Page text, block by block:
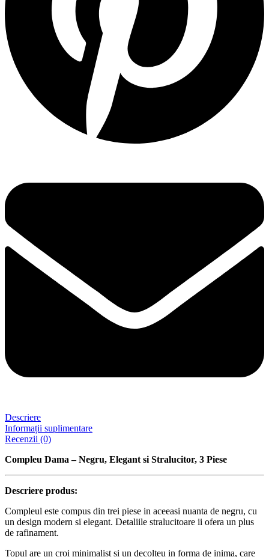
Descriere
Informații suplimentare
Recenzii (0)
Compleu Dama – Negru, Elegant si Stralucitor, 3 Piese
Descriere produs:
Compleul este compus din trei piese in aceeasi nuanta de negru, cu
un design modern si elegant. Detaliile stralucitoare ii ofera un plus
de rafinament.
Topul are un croi minimalist si un decolteu in forma de inima, care